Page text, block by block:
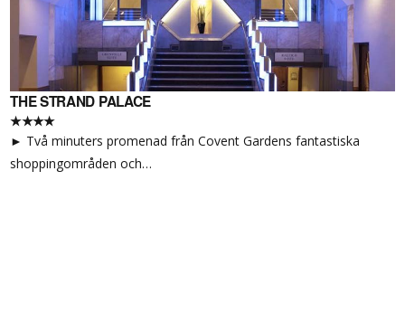
THE STRAND PALACE
★★★★
► Två minuters promenad från Covent Gardens fantastiska
shoppingområden och…